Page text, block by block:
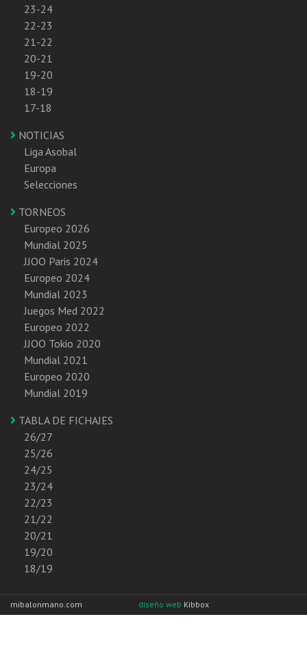
23-24
22-23
21-22
20-21
19-20
18-19
17-18
NOTICIAS
Liga Asobal
Europa
Selecciones
TORNEOS
Europeo 2026
Mundial 2025
JJOO Paris 2024
Europeo 2024
Mundial 2023
Juegos Med 2022
Europeo 2022
JJOO Tokio 2020
Mundial 2021
Europeo 2020
Mundial 2019
TABLA DE FICHAJES
26/27
25/26
24/25
23/24
22/23
21/22
20/21
19/20
18/19
mibalonmano.com diseño web Kibbox